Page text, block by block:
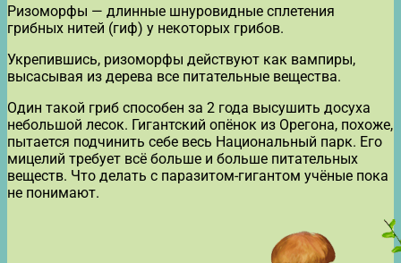
Ризоморфы — длинные шнуровидные сплетения
грибных нитей (гиф) у некоторых грибов.
Укрепившись, ризоморфы действуют как вампиры,
высасывая из дерева все питательные вещества.
Один такой гриб способен за 2 года высушить досуха
небольшой лесок. Гигантский опёнок из Орегона, похоже,
пытается подчинить себе весь Национальный парк. Его
мицелий требует всё больше и больше питательных
веществ. Что делать с паразитом-гигантом учёные пока
не понимают.